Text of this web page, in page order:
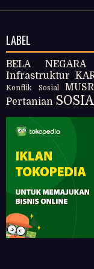
LABEL
BELA NEGARA
Infrastruktur
Konflik Sosial
Pertanian